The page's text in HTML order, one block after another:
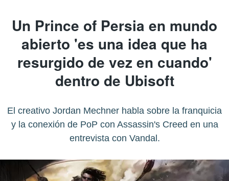
Un Prince of Persia en mundo
abierto 'es una idea que ha
resurgido de vez en cuando'
dentro de Ubisoft
El creativo Jordan Mechner habla sobre la franquicia
y la conexión de PoP con Assassin's Creed en una
entrevista con Vandal.